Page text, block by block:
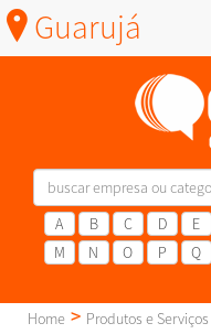
Guarujá
A B C D E
M
N O P Q
Home
Produtos e Serviços